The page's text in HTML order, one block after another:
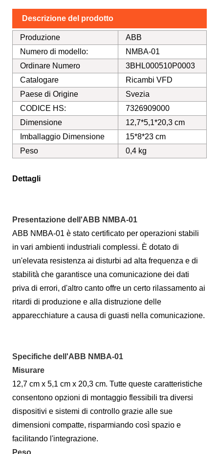
Descrizione del prodotto
Produzione
ABB
Numero di modello:
NMBA-01
Ordinare Numero
3BHL000510P0003
Catalogare
Ricambi VFD
Paese di Origine
Svezia
CODICE HS:
7326909000
Dimensione
12,7*5,1*20,3 cm
Imballaggio Dimensione
15*8*23 cm
Peso
0,4 kg
Dettagli
Presentazione dell'ABB NMBA-01
ABB NMBA-01 è stato certificato per operazioni stabili
in vari ambienti industriali complessi. È dotato di
un'elevata resistenza ai disturbi ad alta frequenza e di
stabilità che garantisce una comunicazione dei dati
priva di errori, d'altro canto offre un certo rilassamento ai
ritardi di produzione e alla distruzione delle
apparecchiature a causa di guasti nella comunicazione.
Specifiche dell'ABB NMBA-01
Misurare
12,7 cm x 5,1 cm x 20,3 cm. Tutte queste caratteristiche
consentono opzioni di montaggio flessibili tra diversi
dispositivi e sistemi di controllo grazie alle sue
dimensioni compatte, risparmiando così spazio e
facilitando l'integrazione.
Peso